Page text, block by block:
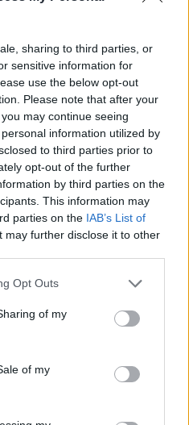
sharing to third parties, or
sensitive information for
use the below opt-out
Please note that after your
may continue seeing
information utilized by
to third parties prior to
opt-out of the further
by third parties on the
This information may
parties on the IAB’s List of
may further disclose it to other
uses one or more Google
behaviour. You may click to
and its third-party tags to
purposes in below Google
Opt Outs
of my
of my
a Facebookon
órája
megvalósul”
szerint